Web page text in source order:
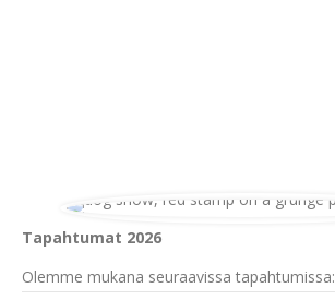
Tapahtumat 2026
Olemme mukana seuraavissa tapahtumissa: